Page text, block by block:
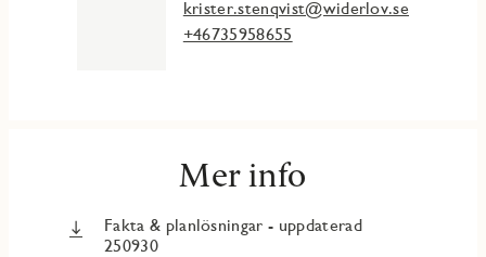
Sovrum med plats för dubbelsäng. Förvaring i
Helkaklat badrum med vitt kakel och grå klinker samt
kommod.
krister.stenqvist@widerlov.se
+46735958655
Mer info
Fakta & planlösningar - uppdaterad
250930